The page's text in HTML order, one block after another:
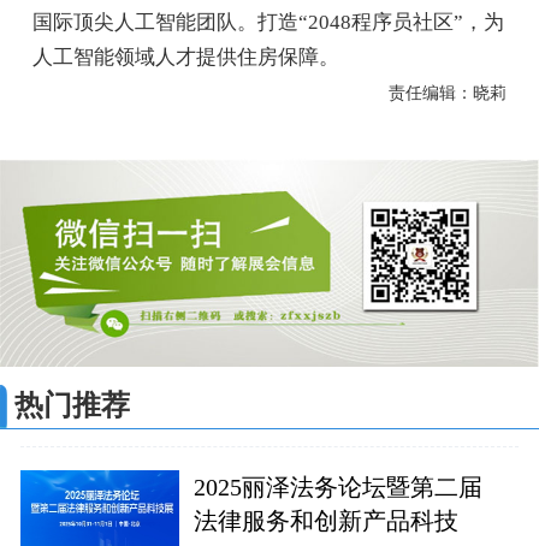
国际顶尖人工智能团队。打造“2048程序员社区”，为
人工智能领域人才提供住房保障。
责任编辑：晓莉
热门推荐
2025丽泽法务论坛暨第二届
法律服务和创新产品科技